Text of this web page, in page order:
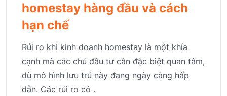
homestay hàng đầu và cách
hạn chế
Rủi ro khi kinh doanh homestay là một khía
cạnh mà các chủ đầu tư cần đặc biệt quan tâm,
dù mô hình lưu trú này đang ngày càng hấp
dẫn. Các rủi ro có .